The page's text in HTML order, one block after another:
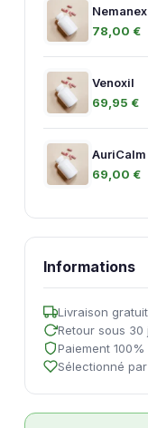
Nemanex
78,00 €
Venoxil
69,95 €
AuriCalm
69,00 €
Informations
Livraison
Retour sous 30
Paiement
Sélectionné